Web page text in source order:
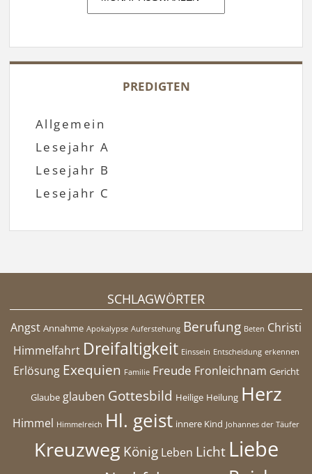
PREDIGTEN
Allgemein
Lesejahr A
Lesejahr B
Lesejahr C
SCHLAGWÖRTER
Angst Annahme Apokalypse Auferstehung Berufung Beten Christi
Himmelfahrt Dreifaltigkeit Einssein Entscheidung erkennen
Erlösung Exequien Familie Freude Fronleichnam Gericht
Glaube glauben Gottesbild Heilige Heilung Herz
Himmel Himmelreich Hl. geist innere Kind Johannes der Täufer
Kreuzweg König Leben Licht Liebe